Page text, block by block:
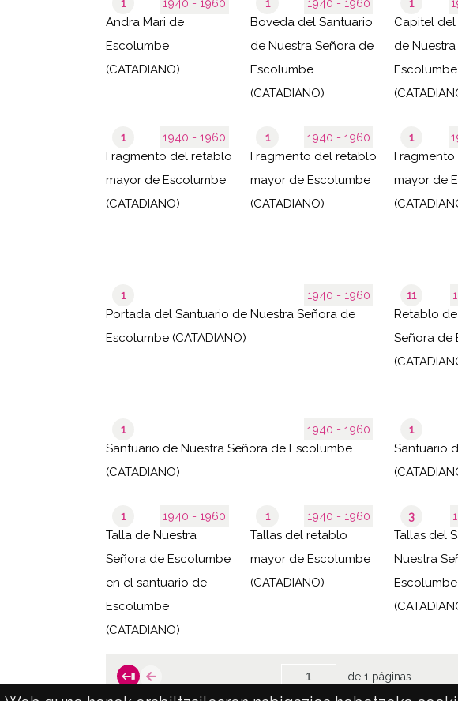
1940 - 1960
1
Andra Mari de
Escolumbe
(CATADIANO)
1940 - 1960
1
Boveda del Santuario
de Nuestra Señora de
Escolumbe
(CATADIANO)
1
Capitel del
de
Escolumbe
1940 - 1960
1
Fragmento del retablo
mayor de Escolumbe
(CATADIANO)
1940 - 1960
1
Fragmento del retablo
mayor de Escolumbe
(CATADIANO)
1
mayor de
1940 - 1960
1
Portada del Santuario de Nuestra Señora de
Escolumbe (CATADIANO)
11
Retablo
Señora de
1940 - 1960
1
Santuario de Nuestra Señora de Escolumbe
(CATADIANO)
1
Santuario
1940 - 1960
1
Talla de Nuestra
Señora de Escolumbe
en el santuario de
Escolumbe
(CATADIANO)
1940 - 1960
1
Tallas del retablo
mayor de Escolumbe
(CATADIANO)
3
Tallas del
Nuestra
Escolumbe
de 1 páginas